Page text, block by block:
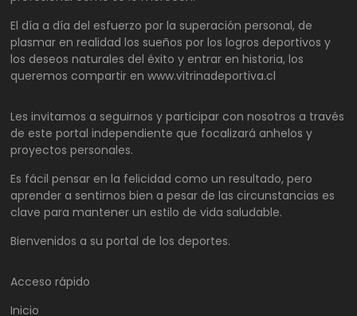
El día a día del esfuerzo por la superación personal, de
plasmar en realidad los sueños por los logros deportivos y
los deseos naturales del éxito y entrar en historia, los
queremos compartir en www.vitrinadeportiva.cl
Les invitamos a seguirnos y participar con nosotros a través
de este portal independiente que focalizará anhelos y
proyectos personales.
Es fácil pensar en la felicidad como un resultado, pero
aprender a sentirnos bien a pesar de las circunstancias es
clave para mantener un estilo de vida saludable.
Bienvenidos a su portal de los deportes.
Acceso rápido
Inicio